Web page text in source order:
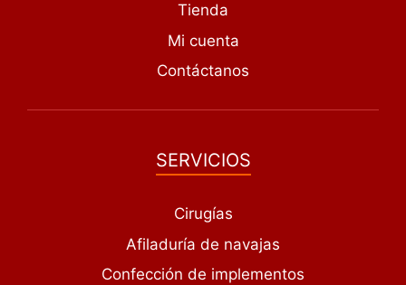
Tienda
Mi cuenta
Contáctanos
SERVICIOS
Cirugías
Afiladuría de navajas
Confección de implementos